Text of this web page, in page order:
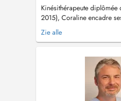
Kinésithérapeute diplômée
2015), Coraline encadre
prévention de leurs
rééducation vers un
Massages et traitements
Point, Dry Needling, Fasc...
Zie alle